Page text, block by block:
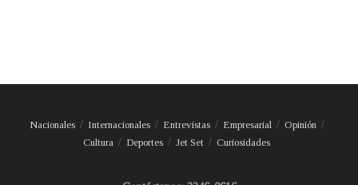
Nacionales Internacionales Entrevistas Empresarial
Opinión
Cultura
Deportes Jet Set Curiosidades